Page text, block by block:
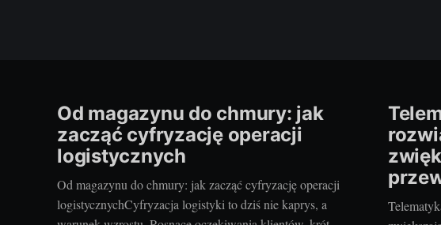
Od magazynu do chmury: jak
zacząć cyfryzację operacji
logistycznych
Od magazynu do chmury: jak zacząć cyfryzację operacji
logistycznychCyfryzacja logistyki to dziś nie kaprys, a